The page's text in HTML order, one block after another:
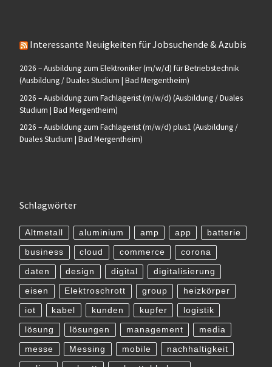
Interessante Neuigkeiten für Jobsuchende & Azubis
2026 – Ausbildung zum Elektroniker (m/w/d) für Betriebstechnik
(Ausbildung / Duales Studium | Bad Mergentheim)
2026 – Ausbildung zum Fachlagerist (m/w/d) (Ausbildung / Duales
Studium | Bad Mergentheim)
2026 – Ausbildung zum Fachlagerist (m/w/d) plus1 (Ausbildung /
Duales Studium | Bad Mergentheim)
Schlagwörter
Altmetall aluminium amp app batterie
business cloud commerce corona
daten design digital digitalisierung
eisen Elektroschrott group heizkörper
iot kabel kunden kupfer logistik
lösung lösungen management media
messe Messing mobile nachhaltigkeit